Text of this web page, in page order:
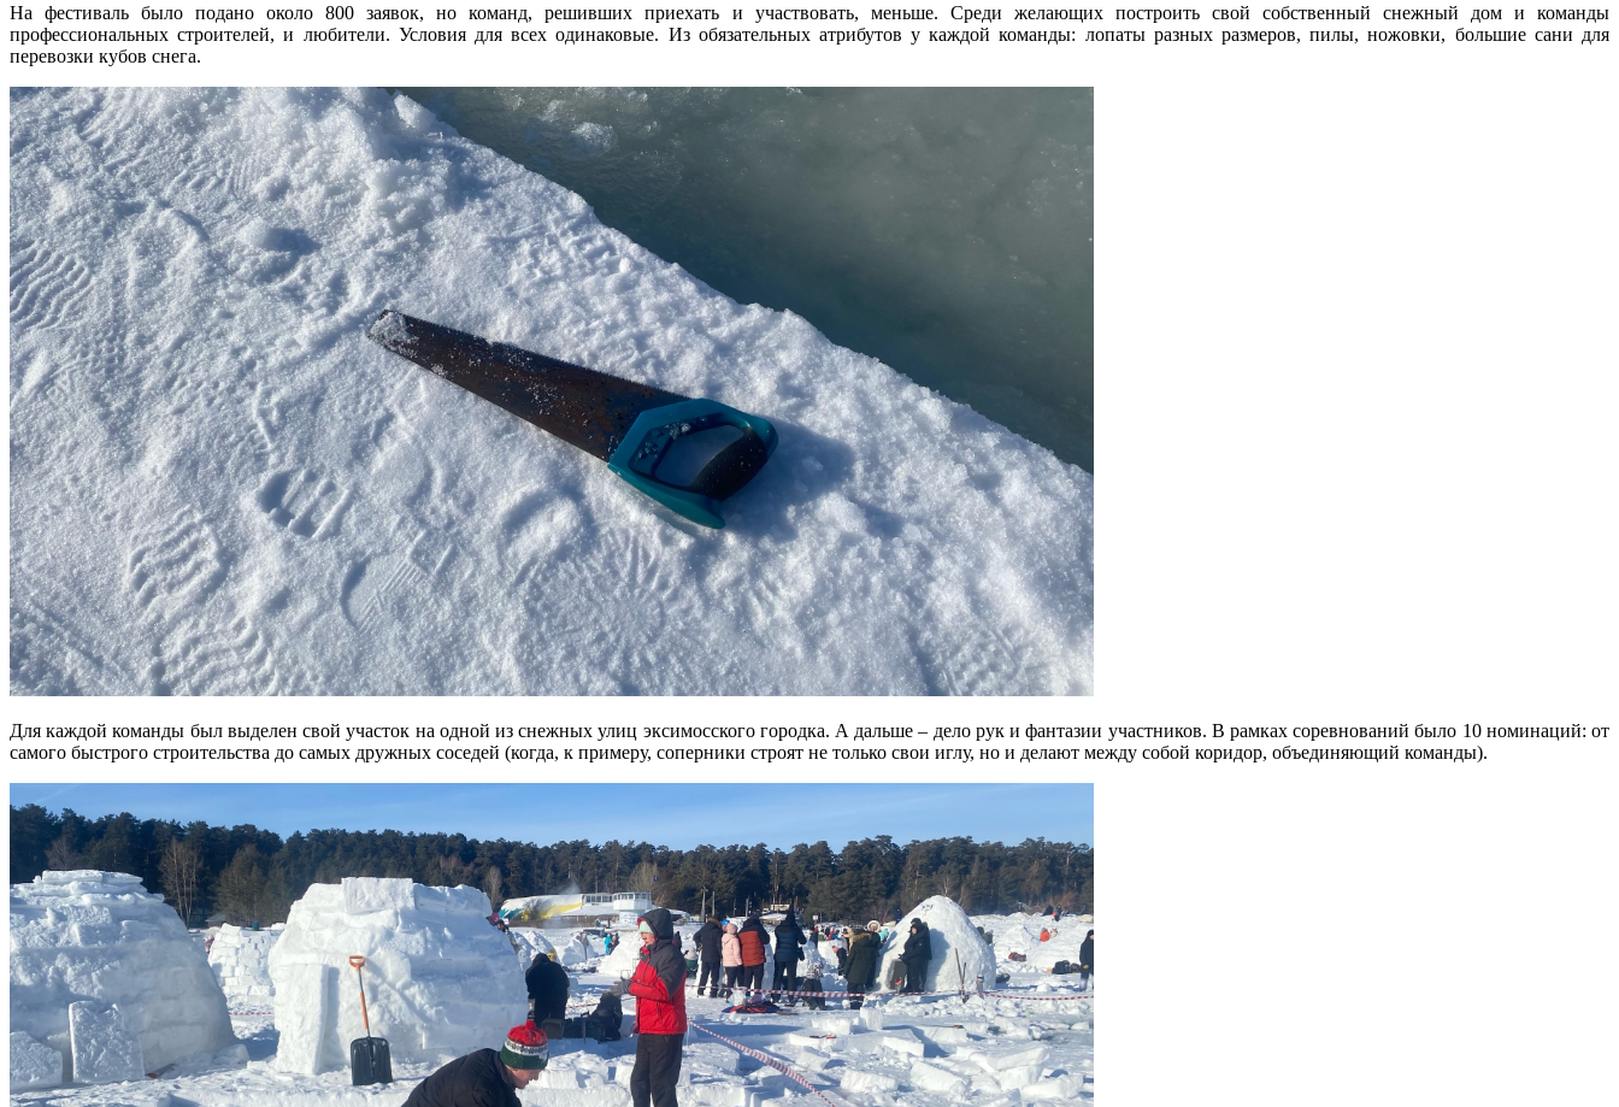
На фестиваль было подано около 800 заявок, но команд, решивших приехать и участвовать, меньше. Среди желающих построить свой собственный снежный дом и команды
профессиональных строителей, и любители. Условия для всех одинаковые. Из обязательных атрибутов у каждой команды: лопаты разных размеров, пилы, ножовки, большие сани для
перевозки кубов снега.
Для каждой команды был выделен свой участок на одной из снежных улиц эксимосского городка. А дальше – дело рук и фантазии участников. В рамках соревнований было 10 номинаций: от
самого быстрого строительства до самых дружных соседей (когда, к примеру, соперники строят не только свои иглу, но и делают между собой коридор, объединяющий команды).